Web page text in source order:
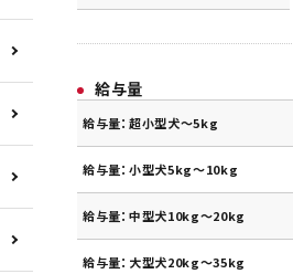
給与量
給与量：超小型犬～5kg
給与量：小型犬5kg～10kg
給与量：中型犬10kg～20kg
給与量：大型犬20kg～35kg